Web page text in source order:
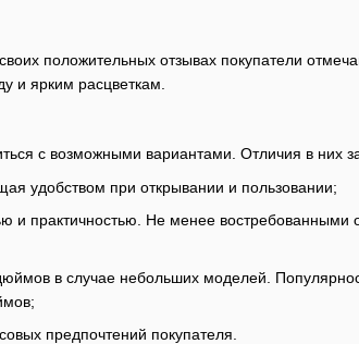
положительных отзывах покупатели
и ярким расцветкам.
с возможными вариантами. Отличия в них
удобством при открывании и пользовании;
и практичностью. Не менее
в случае небольших моделей.
предпочтений покупателя.